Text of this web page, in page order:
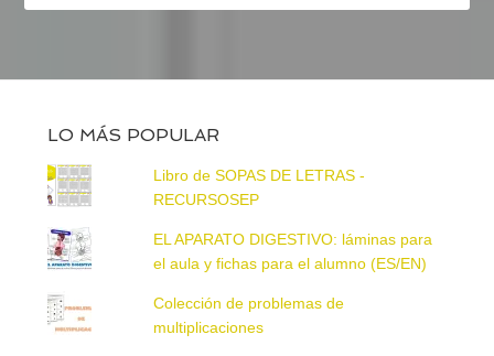
LO MÁS POPULAR
Libro de SOPAS DE LETRAS -
RECURSOSEP
EL APARATO DIGESTIVO: láminas para
el aula y fichas para el alumno (ES/EN)
Colección de problemas de
multiplicaciones